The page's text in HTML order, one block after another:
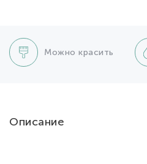
Можно красить
Описание